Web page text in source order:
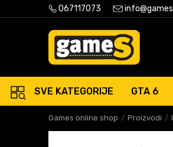
067117073
ISPORUKA PORUDŽBINA PREKO 50
SVE KATEGORIJE GTA 6
Games online shop Proizvodi